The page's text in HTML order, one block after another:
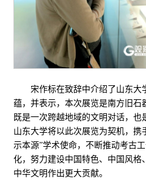
宋作标在致辞中介绍了山东大
蕴，并表示，本次展览是南方旧石
既是一次跨越地域的文明对话，也
山东大学将以此次展览为契机，携
示本源”学术使命，不断推动考古
化，努力建设中国特色、中国风格
中华文明作出更大贡献。